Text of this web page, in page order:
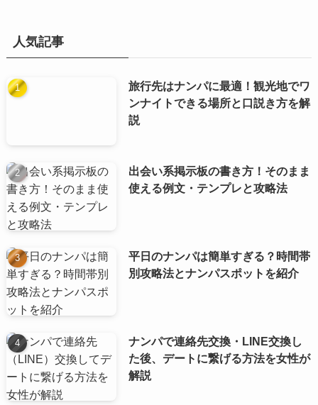
人気記事
旅行先はナンパに最適！観光地でワ
ンナイトできる場所と口説き方を解
説
出会い系掲示板の書き方！そのまま
使える例文・テンプレと攻略法
平日のナンパは簡単すぎる？時間帯
別攻略法とナンパスポットを紹介
ナンパで連絡先交換・LINE交換し
た後、デートに繋げる方法を女性が
解説